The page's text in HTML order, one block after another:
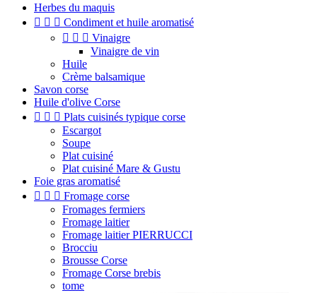
Herbes du maquis
   Condiment et huile aromatisé
   Vinaigre
Vinaigre de vin
Huile
Crème balsamique
Savon corse
Huile d'olive Corse
   Plats cuisinés typique corse
Escargot
Soupe
Plat cuisiné
Plat cuisiné Mare & Gustu
Foie gras aromatisé
   Fromage corse
Fromages fermiers
Fromage laitier
Fromage laitier PIERRUCCI
Brocciu
Brousse Corse
Fromage Corse brebis
tome